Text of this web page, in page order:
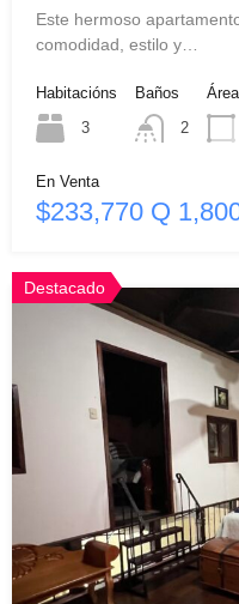
Este hermoso
comodidad, estilo y…
Habitacións
3
Baños
2
Área
En Venta
$233,770 Q
Destacado